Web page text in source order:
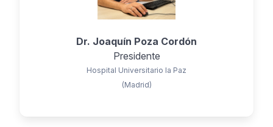
Dr. Joaquín Poza Cordón
Presidente
Hospital Universitario la Paz
(Madrid)